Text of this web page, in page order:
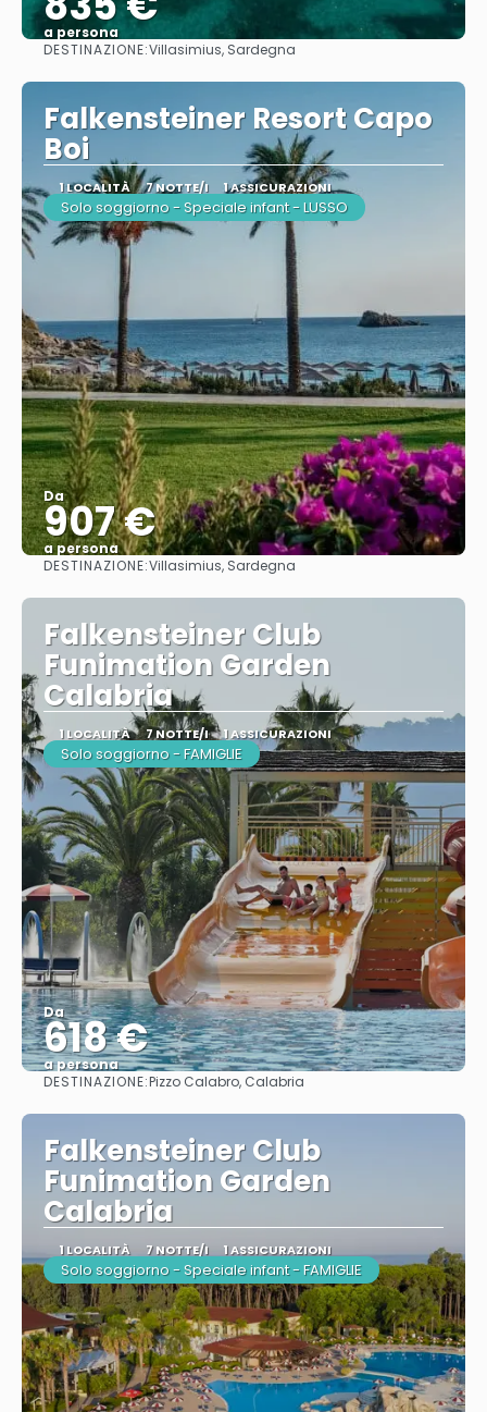
a persona
Vedere
DESTINAZIONE:Villasimius, Sardegna
Falkensteiner Resort Capo
Boi
1 LOCALITÀ 7 NOTTE/I 1 ASSICURAZIONI
Solo soggiorno - Speciale infant - LUSSO
Da
907 €
a persona
Vedere
DESTINAZIONE:Villasimius, Sardegna
Falkensteiner Club
Funimation Garden
Calabria
1 LOCALITÀ 7 NOTTE/I 1 ASSICURAZIONI
Solo soggiorno - FAMIGLIE
Da
618 €
a persona
Vedere
DESTINAZIONE:Pizzo Calabro, Calabria
Falkensteiner Club
Funimation Garden
Calabria
1 LOCALITÀ 7 NOTTE/I 1 ASSICURAZIONI
Solo soggiorno - Speciale infant - FAMIGLIE